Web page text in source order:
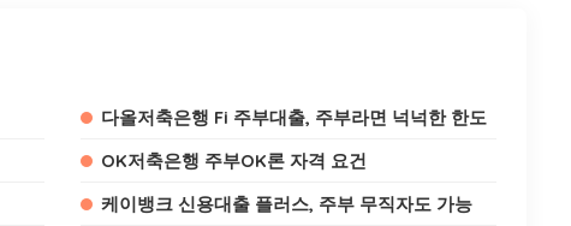
다올저축은행 Fi 주부대출, 주부라면 넉넉한 한도
OK저축은행 주부OK론 자격 요건
케이뱅크 신용대출 플러스, 주부 무직자도 가능